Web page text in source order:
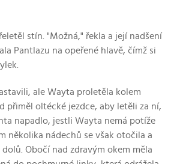
stín. "Možná," řekla a její nadšení
Pantlazu na opeřené hlavě, čímž si
ale Wayta proletěla kolem
přiměl oltécké jezdce, aby letěli za ní,
napadlo, jestli Wayta nemá potíže
několika nádechů se však otočila a
Obočí nad zdravým okem měla